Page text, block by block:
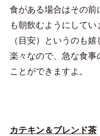
食がある場合はその
も朝飲むようにして
（目安）というのも
楽々なので、急な食
ことができますよ。
カテキン＆ブレンド茶